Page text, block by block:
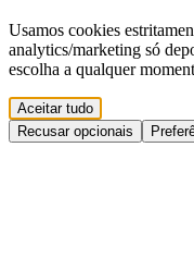
Usamos cookies
analytics/marketing só
escolha a qualquer
Aceitar tudo
Recusar opcionais